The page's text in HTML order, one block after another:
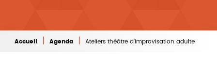
Accueil Agenda Ateliers théâtre d’improvisation adulte